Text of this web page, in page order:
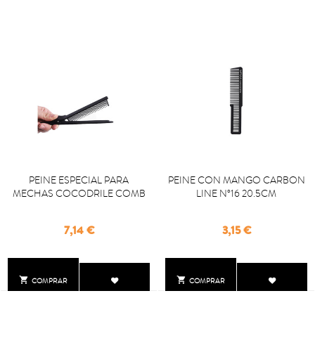
 COMPRAR
PEINE ESPECIAL PARA
MECHAS COCODRILE COMB
Precio
7,14 €
 COMPRAR
PEINE CON MANGO CARBON
LINE Nº16 20.5CM
Precio
3,15 €